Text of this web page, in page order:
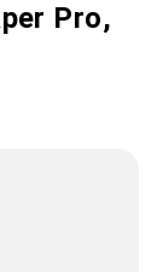
Pro,